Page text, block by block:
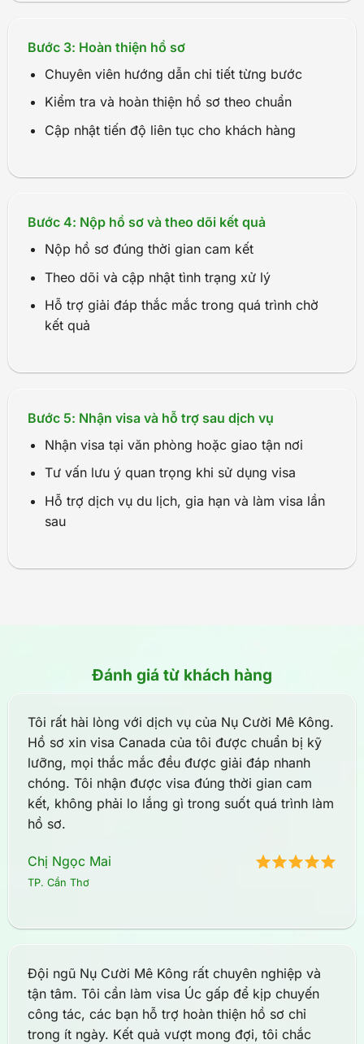
Bước 3: Hoàn thiện hồ sơ
Chuyên viên hướng dẫn chi tiết từng bước
Kiểm tra và hoàn thiện hồ sơ theo chuẩn
Cập nhật tiến độ liên tục cho khách hàng
Bước 4: Nộp hồ sơ và theo dõi kết quả
Nộp hồ sơ đúng thời gian cam kết
Theo dõi và cập nhật tình trạng xử lý
Hỗ trợ giải đáp thắc mắc trong quá trình chờ
kết quả
Bước 5: Nhận visa và hỗ trợ sau dịch vụ
Nhận visa tại văn phòng hoặc giao tận nơi
Tư vấn lưu ý quan trọng khi sử dụng visa
Hỗ trợ dịch vụ du lịch, gia hạn và làm visa lần
sau
Đánh giá từ khách hàng
Tôi rất hài lòng với dịch vụ của Nụ Cười Mê Kông.
Hồ sơ xin visa Canada của tôi được chuẩn bị kỹ
lưỡng, mọi thắc mắc đều được giải đáp nhanh
chóng. Tôi nhận được visa đúng thời gian cam
kết, không phải lo lắng gì trong suốt quá trình làm
hồ sơ.
Chị Ngọc Mai
TP. Cần Thơ
Đội ngũ Nụ Cười Mê Kông rất chuyên nghiệp và
tận tâm. Tôi cần làm visa Úc gấp để kịp chuyến
công tác, các bạn hỗ trợ hoàn thiện hồ sơ chỉ
trong ít ngày. Kết quả vượt mong đợi, tôi chắc